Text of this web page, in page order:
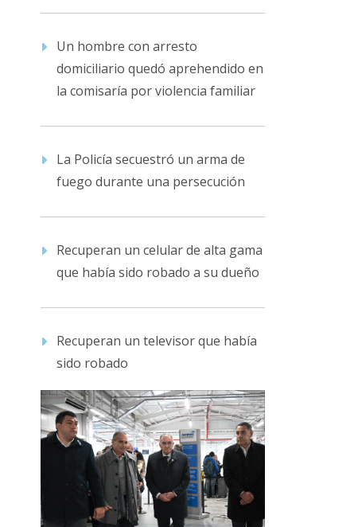
Un hombre con arresto
domiciliario quedó aprehendido en
la comisaría por violencia familiar
La Policía secuestró un arma de
fuego durante una persecución
Recuperan un celular de alta gama
que había sido robado a su dueño
Recuperan un televisor que había
sido robado